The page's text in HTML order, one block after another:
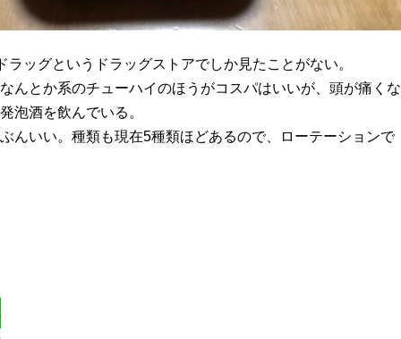
ッグというドラッグストアでしか見たことがない。
んとか系のチューハイのほうがコスパはいいが、頭が痛くな
泡酒を飲んでいる。
んいい。種類も現在5種類ほどあるので、ローテーションで